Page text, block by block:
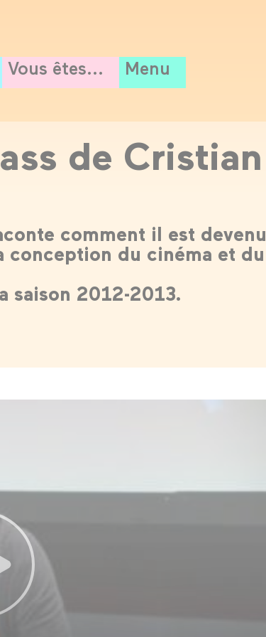
Vous êtes... Menu
de Cristian
comment il est devenu
conception du cinéma et du
saison 2012-2013.